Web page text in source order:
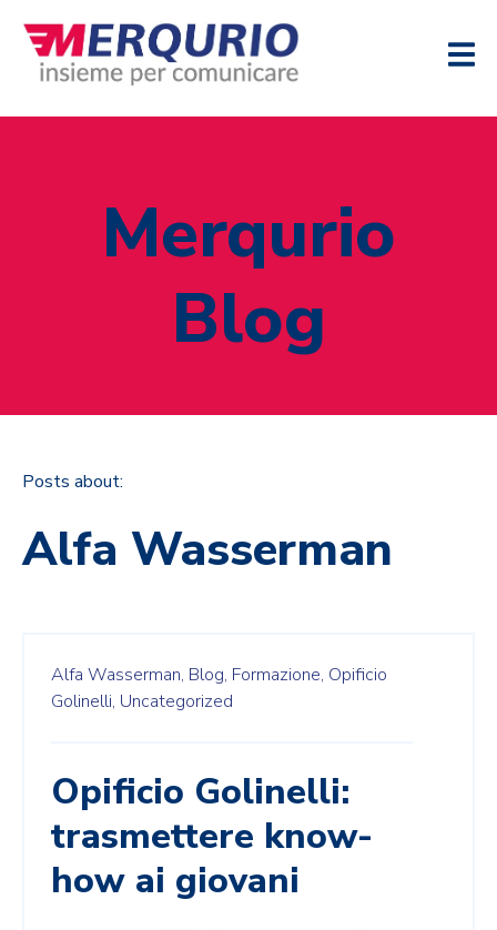
Merqurio
Blog
Posts about:
Alfa Wasserman
Alfa Wasserman, Blog, Formazione, Opificio
Golinelli, Uncategorized
Opificio Golinelli:
trasmettere know-
how ai giovani